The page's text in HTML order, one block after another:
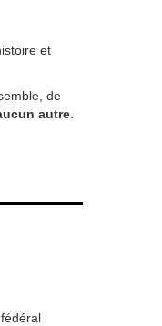
et
de
autre